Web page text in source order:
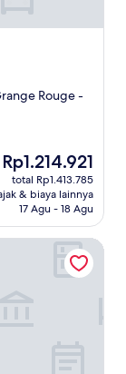
Rouge -
Harga
sekarang
Rp1.214.921
Rp1.214.921
total Rp1.413.785
& biaya lainnya
17 Agu - 18 Agu